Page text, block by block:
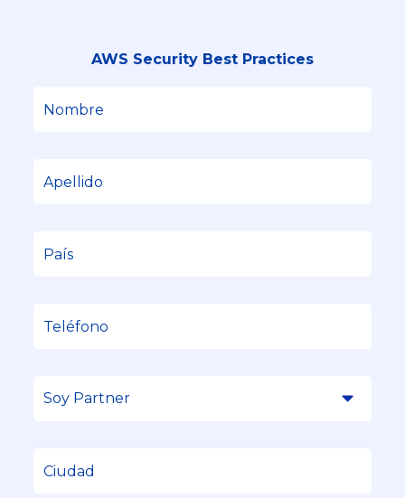
AWS Security Best Practices